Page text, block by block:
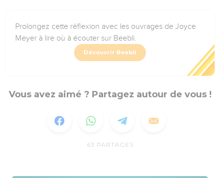
Prolongez cette réflexion avec les ouvrages de Joyce
Meyer à lire où à écouter sur Beebli.
Découvrir Beebli
Vous avez aimé ? Partagez autour de vous !
63 PARTAGES